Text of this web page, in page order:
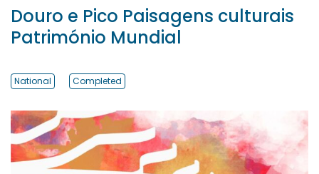
Douro e Pico Paisagens culturais
Património Mundial
National Completed